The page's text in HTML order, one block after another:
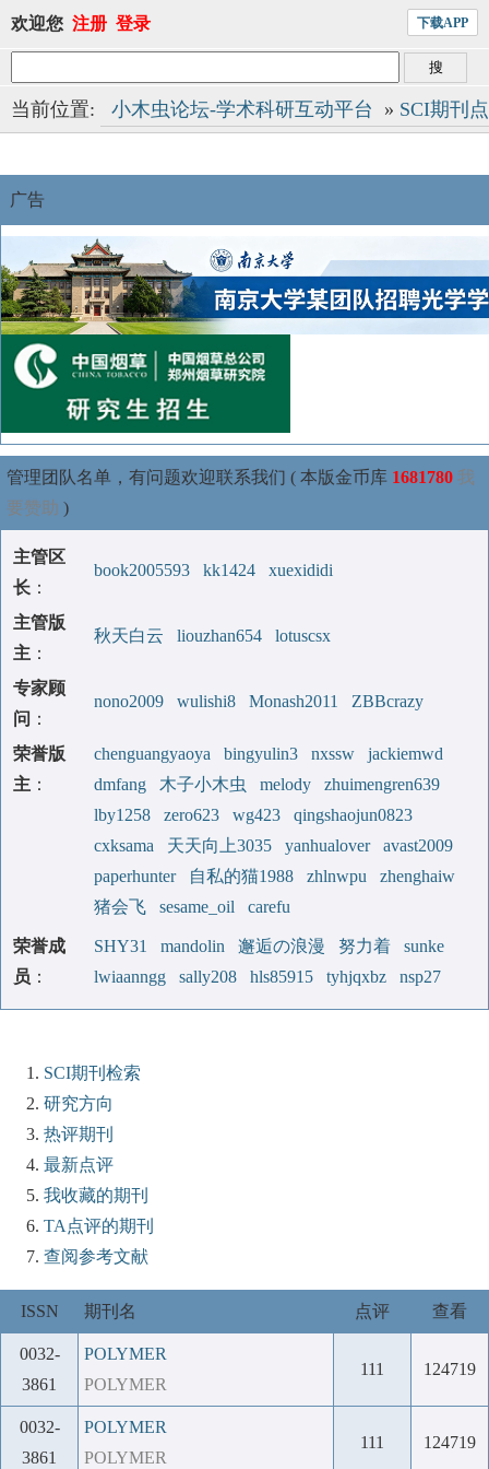
欢迎您 注册 登录 下载APP
当前位置: 小木虫论坛-学术科研互动平台 » SCI期刊
广告
管理团队名单，有问题欢迎联系我们 ( 本版金币库 1681780 我
要赞助 )
主管区
长 ：
book2005593 kk1424 xuexididi
主管版
主 ：
秋天白云 liouzhan654 lotuscsx
专家顾
问 ：
nono2009 wulishi8 Monash2011 ZBBcrazy
荣誉版
主 ：
chenguangyaoya bingyulin3 nxssw
jackiemwd
dmfang
木子小木虫 melody
zhuimengren639
lby1258
zero623 wg423
qingshaojun0823
cxksama
天天向上3035 yanhualover
avast2009
paperhunter
自私的猫1988 zhlnwpu
zhenghaiw
猪会飞
sesame_oil carefu
荣誉成
员 ：
SHY31 mandolin 邂逅の浪漫 努力着
sunke
lwiaanngg
sally208 hls85915 tyhjqxbz nsp27
SCI期刊检索
研究方向
热评期刊
最新点评
我收藏的期刊
TA点评的期刊
查阅参考文献
ISSN 期刊名 点评 查看
0032-
3861
POLYMER
POLYMER
111 124719
0032-
3861
POLYMER
POLYMER
111 124719